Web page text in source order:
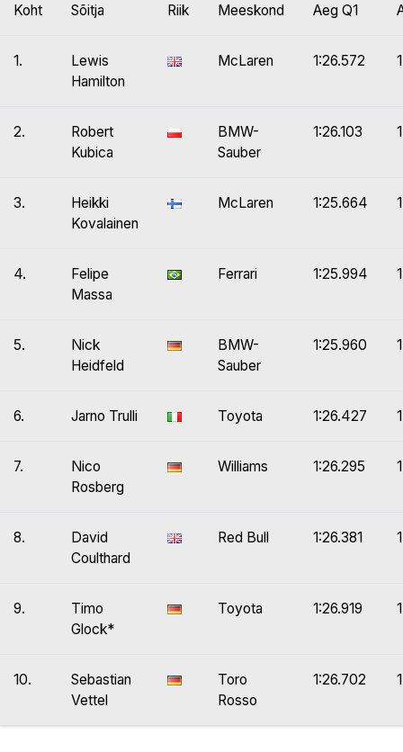
Koht Sõitja Riik Meeskond Aeg Q1
1.
Lewis
Hamilton
McLaren 1:26.572
2.
Robert
Kubica
BMW-
Sauber
1:26.103
3.
Heikki
Kovalainen
McLaren 1:25.664
4.
Felipe
Massa
Ferrari 1:25.994
5.
Nick
Heidfeld
BMW-
Sauber
1:25.960
6. Jarno Trulli Toyota 1:26.427
7.
Nico
Rosberg
Williams 1:26.295
8.
David
Coulthard
Red Bull 1:26.381
9.
Timo
Glock*
Toyota 1:26.919
10.
Sebastian
Vettel
Toro
Rosso
1:26.702